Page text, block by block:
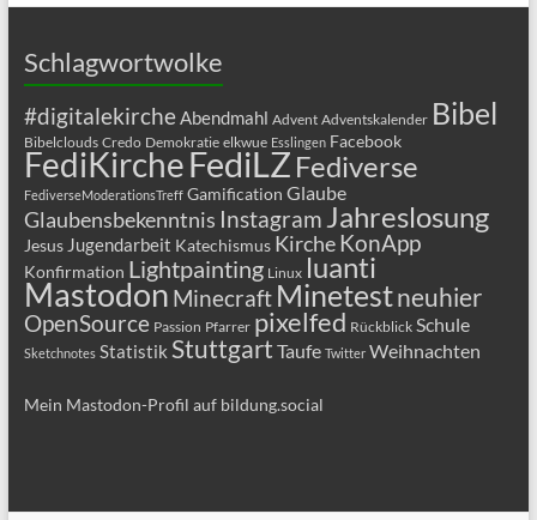
Schlagwortwolke
#digitalekircheAbendmahl Advent Adventskalender Bibel
Bibelclouds Credo Demokratie elkwue Esslingen Facebook
FediKircheFediLZ Fediverse
FediverseModerationsTreff Gamification Glaube
Glaubensbekenntnis Instagram Jahreslosung
Jesus Jugendarbeit Katechismus KircheKonApp
Konfirmation Lightpainting Linux luanti
Mastodon Minecraft Minetestneuhier
OpenSource Passion Pfarrer pixelfed Rückblick Schule
Sketchnotes Statistik Stuttgart Taufe Twitter Weihnachten
Mein Mastodon-Profil auf bildung.social